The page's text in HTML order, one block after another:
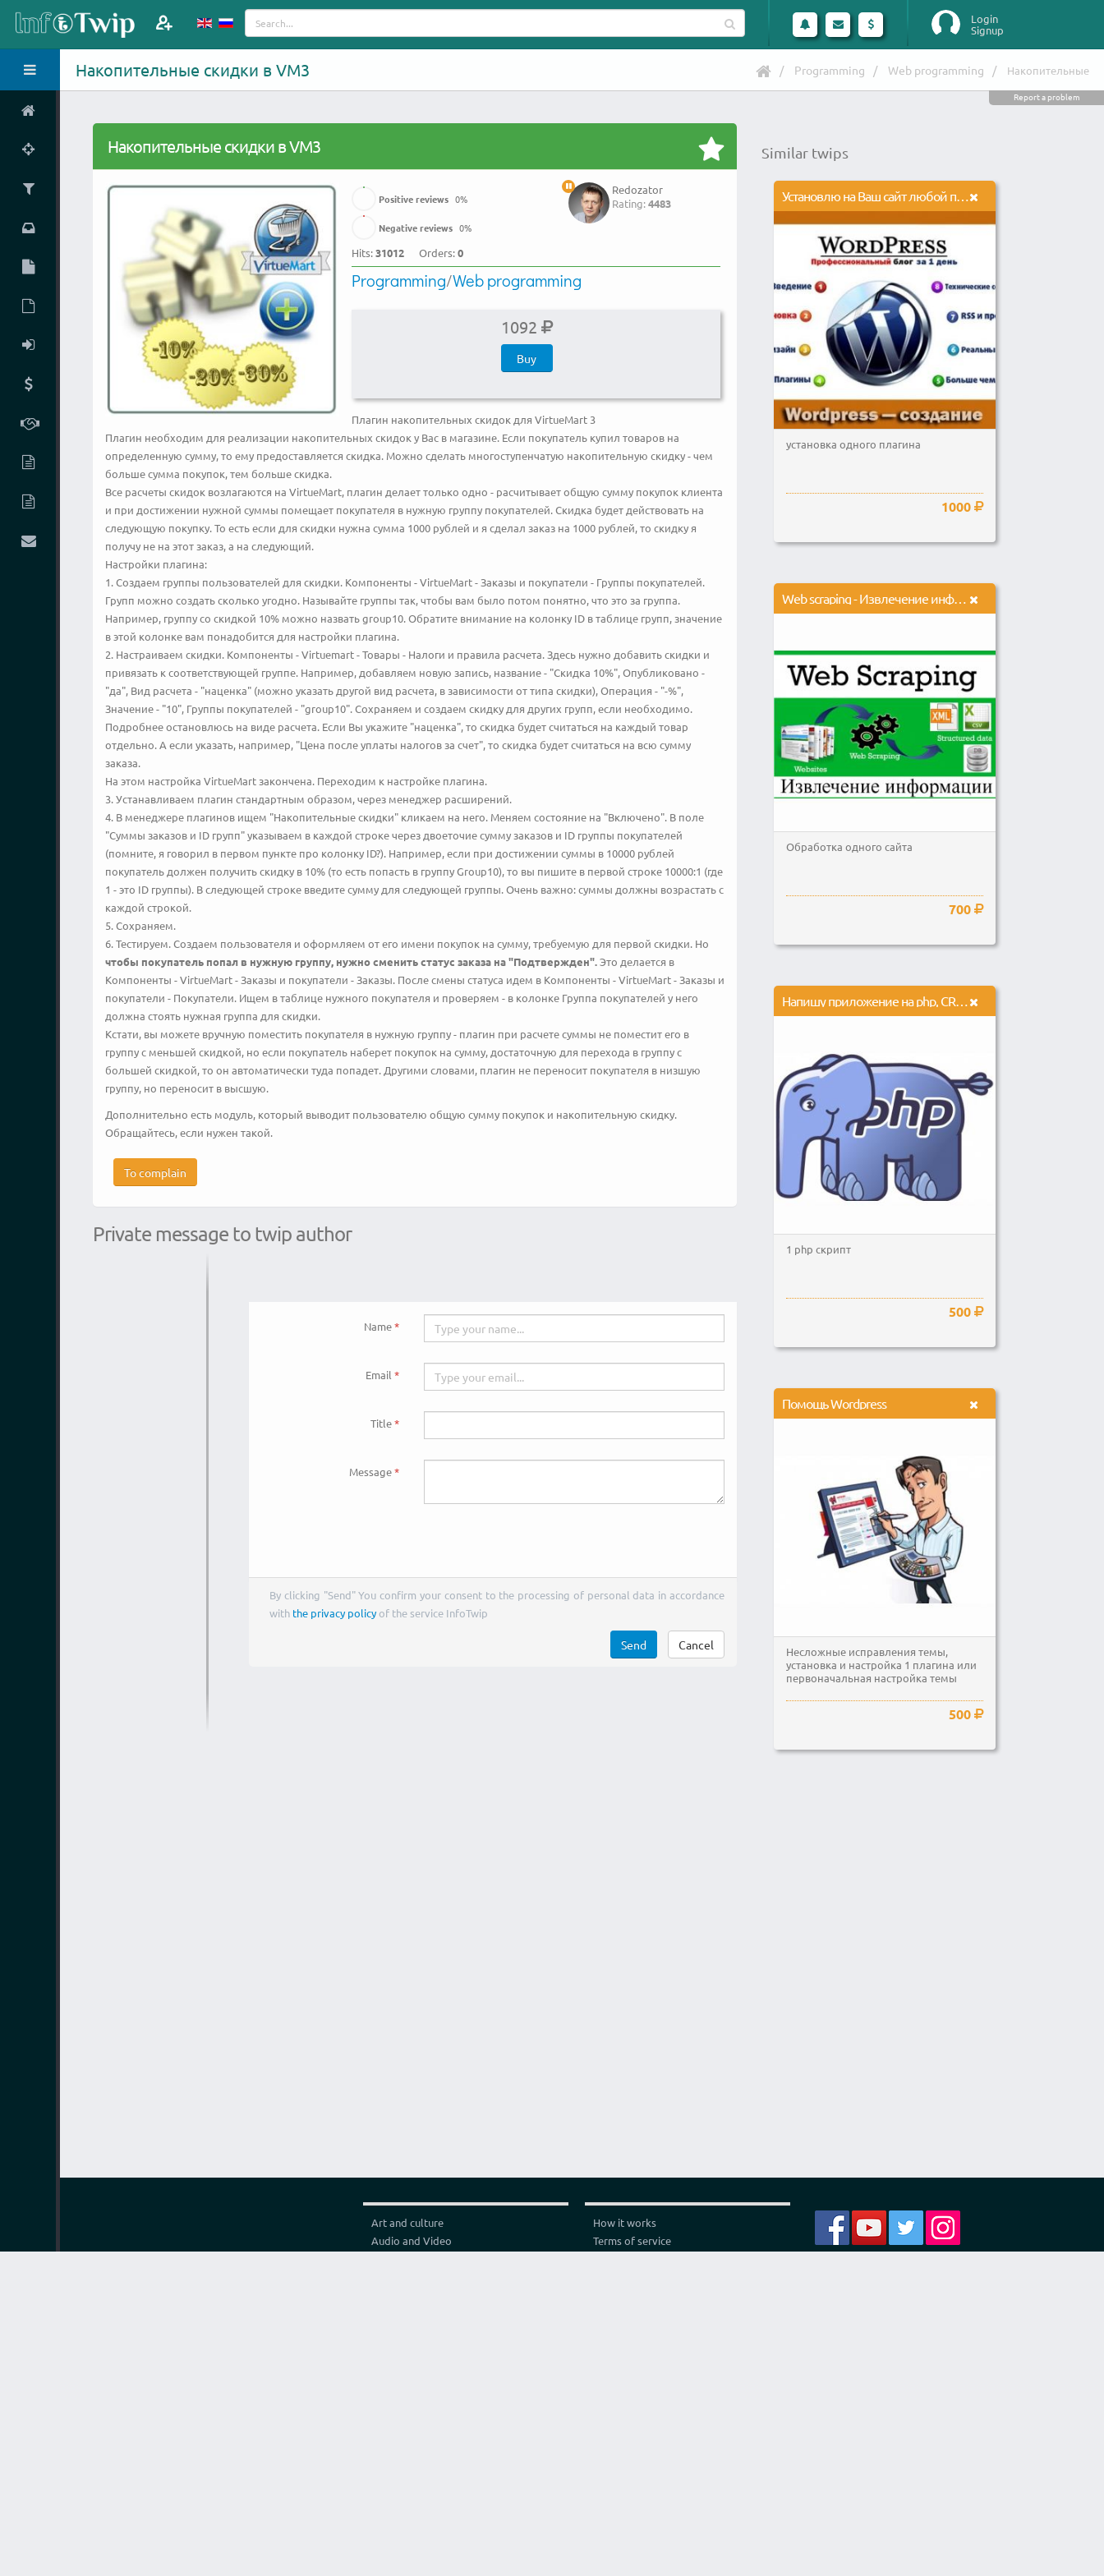
Login
Signup
Накопительные скидки в VM3 Programming Web programming Накопительные
Report a problem
Накопительные скидки в VM3
Redozator
Rating:4483
Positive reviews 0%
Negative reviews 0%
Hits:31012 Orders:0
Programming/Web programming
1092
Buy
Плагин накопительных скидок для VirtueMart 3
Плагин необходим для реализации накопительных скидок у Вас в магазине. Если покупатель купил товаров на
определенную сумму, то ему предоставляется скидка. Можно сделать многоступенчатую накопительную скидку - чем
больше сумма покупок, тем больше скидка.
Все расчеты скидок возлагаются на VirtueMart, плагин делает только одно - расчитывает общую сумму покупок клиента
и при достижении нужной суммы помещает покупателя в нужную группу покупателей. Скидка будет действовать на
следующую покупку. То есть если для скидки нужна сумма 1000 рублей и я сделал заказ на 1000 рублей, то скидку я
получу не на этот заказ, а на следующий.
Настройки плагина:
1. Создаем группы пользователей для скидки. Компоненты - VirtueMart - Заказы и покупатели - Группы покупателей.
Групп можно создать сколько угодно. Называйте группы так, чтобы вам было потом понятно, что это за группа.
Например, группу со скидкой 10% можно назвать group10. Обратите внимание на колонку ID в таблице групп, значение
в этой колонке вам понадобится для настройки плагина.
2. Настраиваем скидки. Компоненты - Virtuemart - Товары - Налоги и правила расчета. Здесь нужно добавить скидки и
привязать к соответствующей группе. Например, добавляем новую запись, название - "Скидка 10%", Опубликовано -
"да", Вид расчета - "наценка" (можно указать другой вид расчета, в зависимости от типа скидки), Операция - "-%",
Значение - "10", Группы покупателей - "group10". Сохраняем и создаем скидку для других групп, если необходимо.
Подробнее остановлюсь на виде расчета. Если Вы укажите "наценка", то скидка будет считаться на каждый товар
отдельно. А если указать, например, "Цена после уплаты налогов за счет", то скидка будет считаться на всю сумму
заказа.
На этом настройка VirtueMart закончена. Переходим к настройке плагина.
3. Устанавливаем плагин стандартным образом, через менеджер расширений.
4. В менеджере плагинов ищем "Накопительные скидки" кликаем на него. Меняем состояние на "Включено". В поле
"Суммы заказов и ID групп" указываем в каждой строке через двоеточие сумму заказов и ID группы покупателей
(помните, я говорил в первом пункте про колонку ID?). Например, если при достижении суммы в 10000 рублей
покупатель должен получить скидку в 10% (то есть попасть в группу Group10), то вы пишите в первой строке 10000:1 (где
1 - это ID группы). В следующей строке введите сумму для следующей группы. Очень важно: суммы должны возрастать с
каждой строкой.
5. Сохраняем.
6. Тестируем. Создаем пользователя и оформляем от его имени покупок на сумму, требуемую для первой скидки. Но
чтобы покупатель попал в нужную группу, нужно сменить статус заказа на "Подтвержден".Это делается в
Компоненты - VirtueMart - Заказы и покупатели - Заказы. После смены статуса идем в Компоненты - VirtueMart - Заказы и
покупатели - Покупатели. Ищем в таблице нужного покупателя и проверяем - в колонке Группа покупателей у него
должна стоять нужная группа для скидки.
Кстати, вы можете вручную поместить покупателя в нужную группу - плагин при расчете суммы не поместит его в
группу с меньшей скидкой, но если покупатель наберет покупок на сумму, достаточную для перехода в группу с
большей скидкой, то он автоматически туда попадет. Другими словами, плагин не переносит покупателя в низшую
группу, но переносит в высшую.
Дополнительно есть модуль, который выводит пользователю общую сумму покупок и накопительную скидку.
Обращайтесь, если нужен такой.
To complain
Private message to twip author
Name
Email
Title
Message
By clicking "Send" You confirm your consent to the processing of personal data in accordance
with the privacy policyof the service InfoTwip
Send Cancel
Similar twips
Установлю на Ваш сайт любой плагин ВордПресс
установка одного плагина
1000
Web scraping - Извлечение информации с сайтов
Обработка одного сайта
700
Напишу приложение на php, CRM систему
1 php скрипт
500
Помощь Wordpress
Несложные исправления темы,
установка и настройка 1 плагина или
первоначальная настройка темы
500
How it works
Terms of service
Art and culture
Audio and Video